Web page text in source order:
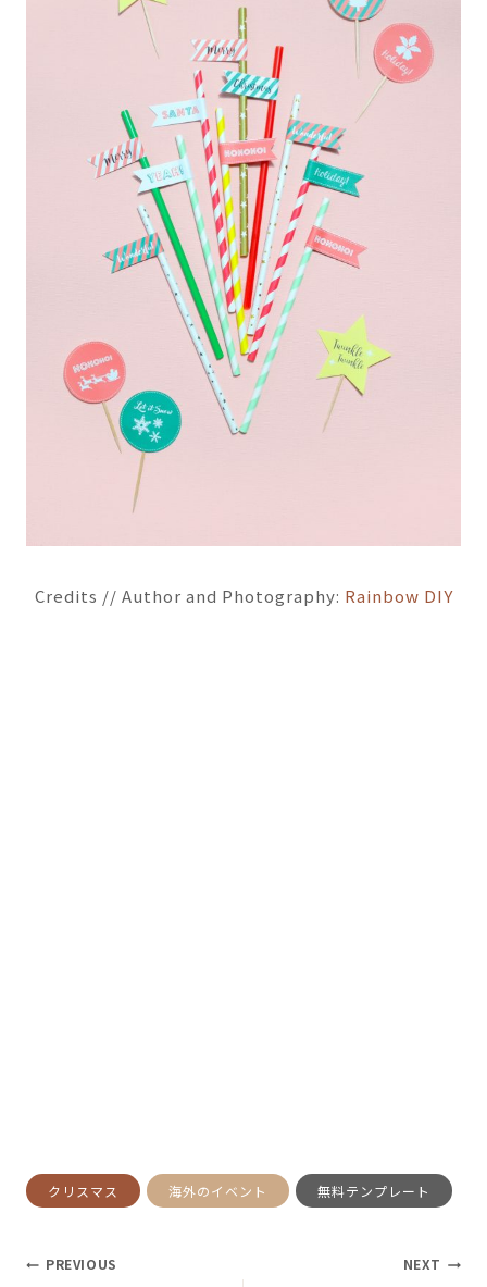
Credits // Author and Photography: Rainbow DIY
Post
Tags:
クリスマス 海外のイベント 無料テンプレート
投PREVIOUS NEXT